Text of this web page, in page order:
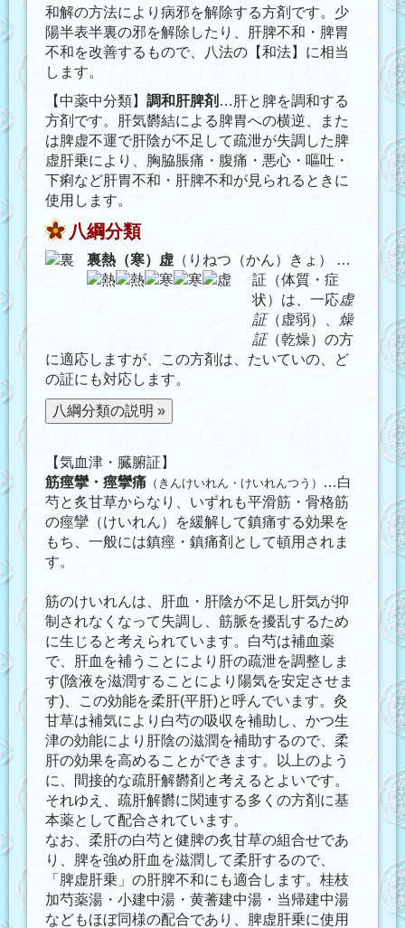
和解の方法により病邪を解除する方剤です。少
陽半表半裏の邪を解除したり、肝脾不和・脾胃
不和を改善するもので、八法の【和法】に相当
します。
【中薬中分類】 調和肝脾剤 …肝と脾を調和する
方剤です。肝気欝結による脾胃への横逆、また
は脾虚不運で肝陰が不足して疏泄が失調した脾
虚肝乗により、胸脇脹痛・腹痛・悪心・嘔吐・
下痢など肝胃不和・肝脾不和が見られるときに
使用します。
八綱分類
裏熱（寒）虚 （りねつ（かん）きょ）
…
証（体質・症
状）は、一応虚
証（虚弱）、 燥
証（乾燥）の方
に適応しますが、この方剤は、たいていの、ど
の証にも対応します。
【気血津・臓腑証】
筋痙攣・痙攣痛 （きんけいれん・けいれんつう）
…白
芍と炙甘草からなり、いずれも平滑筋・骨格筋
の痙攣（けいれん）を緩解して鎮痛する効果を
もち、一般には鎮痙・鎮痛剤として頓用されま
す。
筋のけいれんは、肝血・肝陰が不足し肝気が抑
制されなくなって失調し、筋脈を擾乱するため
に生じると考えられています。白芍は補血薬
で、肝血を補うことにより肝の疏泄を調整しま
す(陰液を滋潤することにより陽気を安定させま
す)、この効能を柔肝(平肝)と呼んでいます。灸
甘草は補気により白芍の吸収を補助し、かつ生
津の効能により肝陰の滋潤を補助するので、柔
肝の効果を高めることができます。以上のよう
に、間接的な疏肝解欝剤と考えるとよいです。
それゆえ、疏肝解欝に関連する多くの方剤に基
本薬として配合されています。
なお、柔肝の白芍と健脾の炙甘草の組合せであ
り、脾を強め肝血を滋潤して柔肝するので、
「脾虚肝乗」の肝脾不和にも適合します。桂枝
加芍薬湯・小建中湯・黄蓍建中湯・当帰建中湯
などもほぼ同様の配合であり、脾虚肝乗に使用